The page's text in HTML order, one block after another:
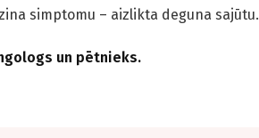
simptomu – aizlikta deguna sajūtu.
un pētnieks.